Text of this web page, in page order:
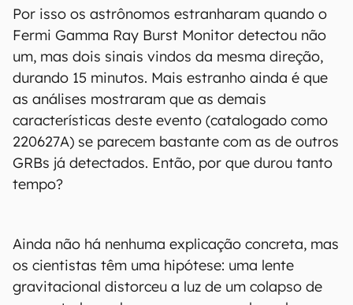
Por isso os astrônomos estranharam quando o
Fermi Gamma Ray Burst Monitor detectou não
um, mas dois sinais vindos da mesma direção,
durando 15 minutos. Mais estranho ainda é que
as análises mostraram que as demais
características deste evento (catalogado como
220627A) se parecem bastante com as de outros
GRBs já detectados. Então, por que durou tanto
tempo?
Ainda não há nenhuma explicação concreta, mas
os cientistas têm uma hipótese: uma lente
gravitacional distorceu a luz de um colapso de